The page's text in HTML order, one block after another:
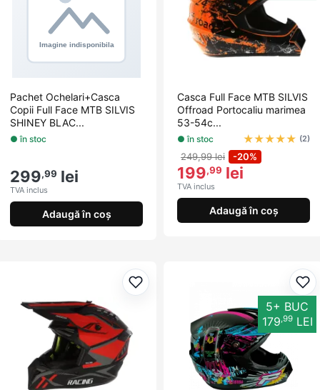
Pachet Ochelari+Casca
Copii Full Face MTB SILVIS
SHINEY BLAC...
● în stoc
299,99 lei
TVA inclus
Adaugă în coș
Casca Full Face MTB SILVIS
Offroad Portocaliu marimea
53-54c...
● în stoc ★★★★★ (2)
249,99 lei -20%
199,99 lei
TVA inclus
Adaugă în coș
Adaugă la favorite
5+ BUC
179,99LEI